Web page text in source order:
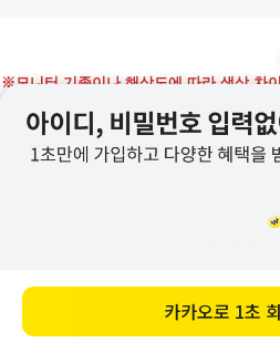
바로
※모니터 기종이나 해상도에 따라 색상 차
기 바랍니다.
카카오로 1초